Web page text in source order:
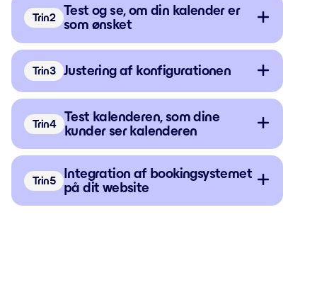
Trin
Test og se, om din kalender er
som ønsket
Trin Justering af konfigurationen
Trin
Test kalenderen, som dine
kunder ser kalenderen
Trin
Integration af bookingsystemet
på dit website